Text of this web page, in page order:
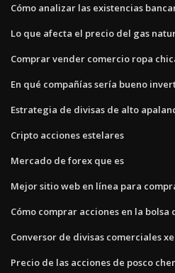
Cómo analizar las existencias
Lo que afecta el precio del gas
Comprar vender comercio ropa
En qué compañías sería bueno
Estrategia de divisas de alto
Cripto acciones estelares
Mercado de forex que es
Mejor sitio web en línea para
Cómo comprar acciones en la bolsa
Conversor de divisas comerciales
Precio de las acciones de posco